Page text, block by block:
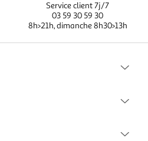
Service client 7j/7
03 59 30 59 30
8h>21h, dimanche 8h30>13h